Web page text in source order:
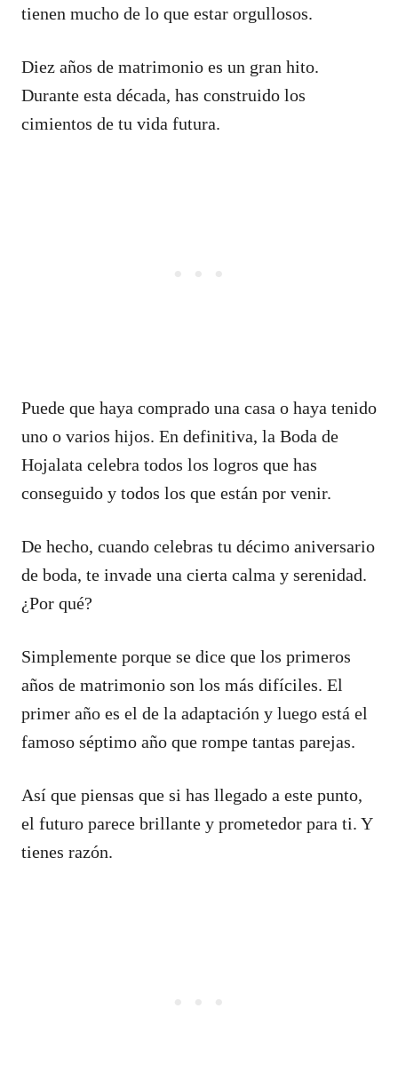
tienen mucho de lo que estar orgullosos.
Diez años de matrimonio es un gran hito.
Durante esta década, has construido los
cimientos de tu vida futura.
Puede que haya comprado una casa o haya tenido
uno o varios hijos. En definitiva, la Boda de
Hojalata celebra todos los logros que has
conseguido y todos los que están por venir.
De hecho, cuando celebras tu décimo aniversario
de boda, te invade una cierta calma y serenidad.
¿Por qué?
Simplemente porque se dice que los primeros
años de matrimonio son los más difíciles. El
primer año es el de la adaptación y luego está el
famoso séptimo año que rompe tantas parejas.
Así que piensas que si has llegado a este punto,
el futuro parece brillante y prometedor para ti. Y
tienes razón.